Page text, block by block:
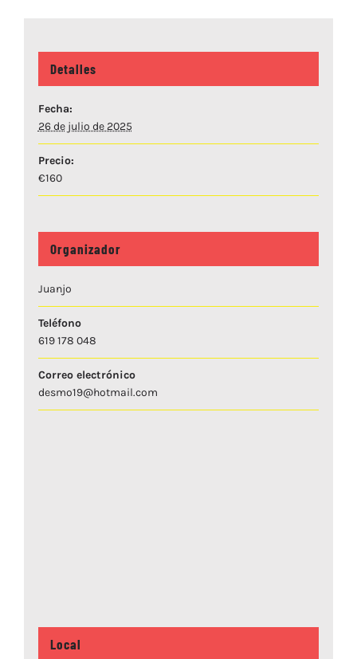
Detalles
Fecha:
26 de julio de 2025
Precio:
€160
Organizador
Juanjo
Teléfono
619 178 048
Correo electrónico
desmo19@hotmail.com
Local